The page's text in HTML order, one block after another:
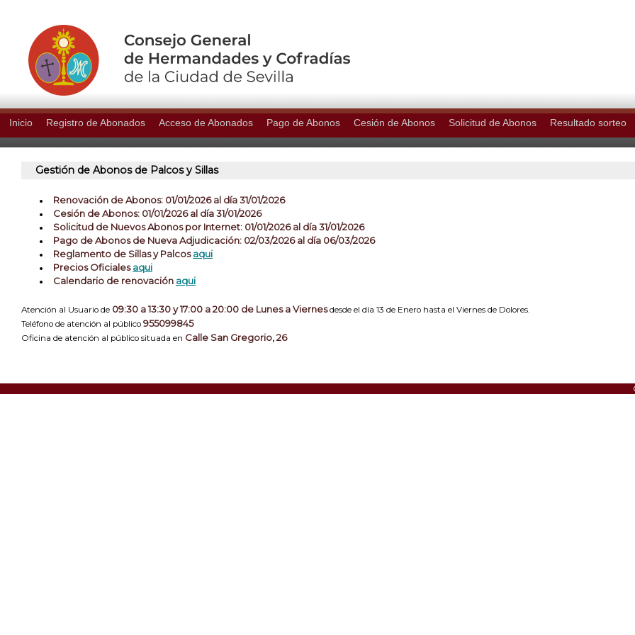
Inicio Registro de Abonados Acceso de Abonados Pago de Abonos Cesión de Abonos Solicitud de Abonos Resultado sorteo
Gestión de Abonos de Palcos y Sillas
Renovación de Abonos: 01/01/2026 al dí­a 31/01/2026
Cesión de Abonos: 01/01/2026 al día 31/01/2026
Solicitud de Nuevos Abonos por Internet: 01/01/2026 al día 31/01/2026
Pago de Abonos de Nueva Adjudicación: 02/03/2026 al día 06/03/2026
Reglamento de Sillas y Palcosaqui
Precios Oficialesaqui
Calendario de renovación aqui
Atención al Usuario de 09:30 a 13:30 y 17:00 a 20:00 de Lunes a Viernesdesde el día 13 de Enero hasta el Viernes de Dolores.
Teléfono de atención al público 955099845
Oficina de atención al público situada en Calle San Gregorio, 26